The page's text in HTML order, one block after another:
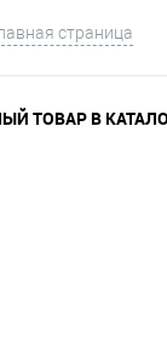
страница
ТОВАР В